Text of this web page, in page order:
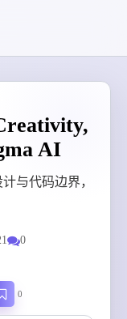
AI
与代码边界，
0
0